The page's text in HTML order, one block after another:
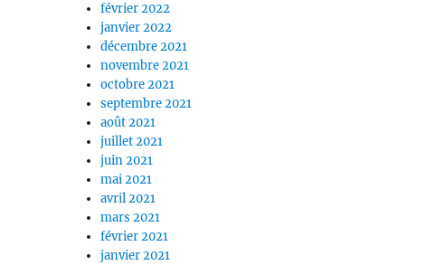
février 2022
janvier 2022
décembre 2021
novembre 2021
octobre 2021
septembre 2021
août 2021
juillet 2021
juin 2021
mai 2021
avril 2021
mars 2021
février 2021
janvier 2021